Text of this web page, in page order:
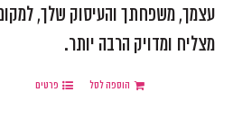
עצמך, משפחתך והעיסוק שלך,
מצליח ומדויק הרבה יותר.
הוספה לסל פרטים